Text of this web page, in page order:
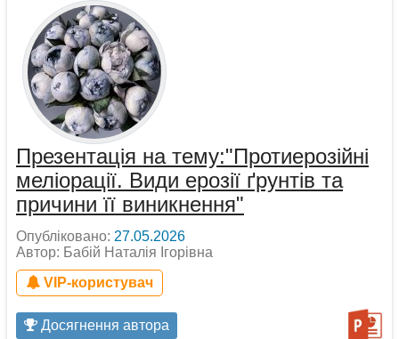
Презентація на тему:"Протиерозійні
меліорації. Види ерозії ґрунтів та
причини її виникнення"
Опубліковано: 27.05.2026
Автор: Бабій Наталія Ігорівна
VIP-користувач
Досягнення автора